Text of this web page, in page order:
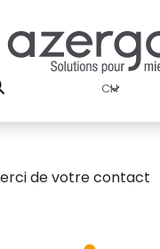
de votre contact